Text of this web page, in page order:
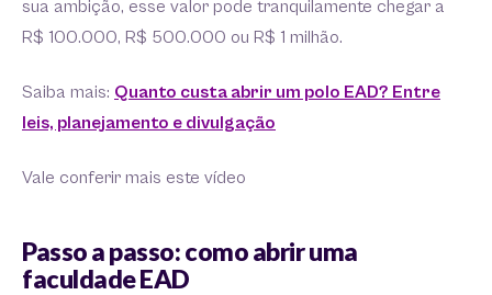
sua ambição, esse valor pode tranquilamente chegar a
R$ 100.000, R$ 500.000 ou R$ 1 milhão.
Saiba mais: Quanto custa abrir um polo EAD? Entre
leis, planejamento e divulgação
Vale conferir mais este vídeo
Passo a passo: como abrir uma
faculdade EAD